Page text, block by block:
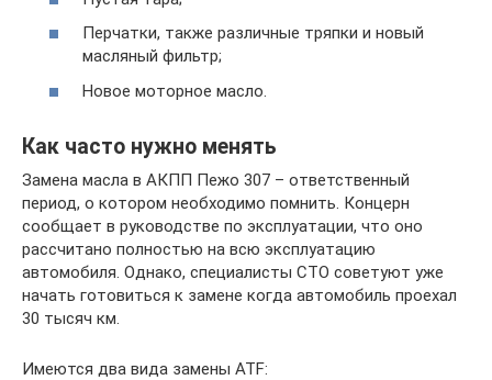
Перчатки, также различные тряпки и новый
масляный фильтр;
Новое моторное масло.
Как часто нужно менять
Замена масла в АКПП Пежо 307 – ответственный
период, о котором необходимо помнить. Концерн
сообщает в руководстве по эксплуатации, что оно
рассчитано полностью на всю эксплуатацию
автомобиля. Однако, специалисты СТО советуют уже
начать готовиться к замене когда автомобиль проехал
30 тысяч км.
Имеются два вида замены ATF: